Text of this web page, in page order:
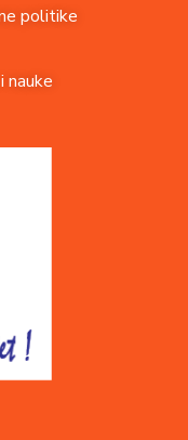
politike
nauke